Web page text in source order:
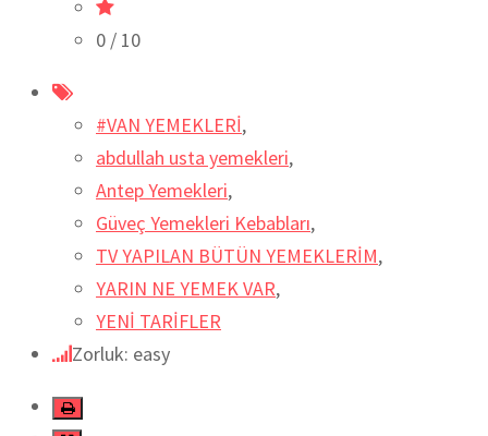
0 / 10
#VAN YEMEKLERİ,
abdullah usta yemekleri,
Antep Yemekleri,
Güveç Yemekleri Kebabları,
TV YAPILAN BÜTÜN YEMEKLERİM,
YARIN NE YEMEK VAR,
YENİ TARİFLER
Zorluk: easy